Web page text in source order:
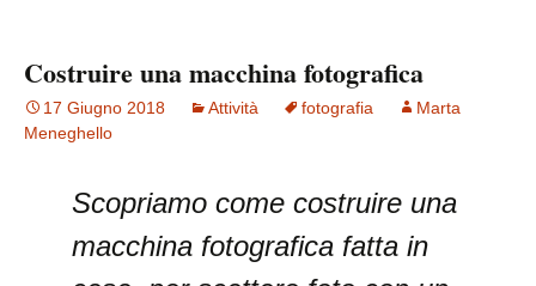
Costruire una macchina fotografica
17 Giugno 2018 Attività fotografia
Marta
Meneghello
Scopriamo come costruire una
macchina fotografica fatta in